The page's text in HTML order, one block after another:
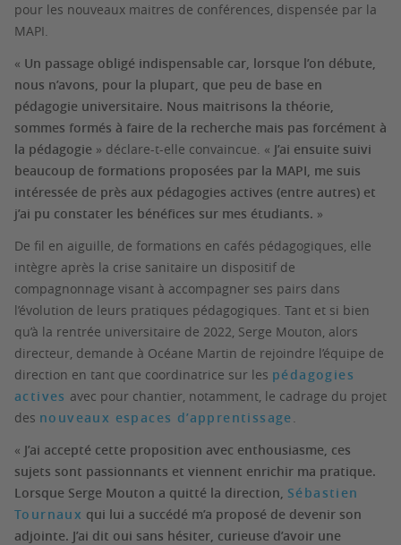
pour les nouveaux maitres de conférences, dispensée par la
MAPI.
« Un passage obligé indispensable car, lorsque l’on débute,
nous n’avons, pour la plupart, que peu de base en
pédagogie universitaire. Nous maitrisons la théorie,
sommes formés à faire de la recherche mais pas forcément à
la pédagogie » déclare-t-elle convaincue. « J’ai ensuite suivi
beaucoup de formations proposées par la MAPI, me suis
intéressée de près aux pédagogies actives (entre autres) et
j’ai pu constater les bénéfices sur mes étudiants. »
De fil en aiguille, de formations en cafés pédagogiques, elle
intègre après la crise sanitaire un dispositif de
compagnonnage visant à accompagner ses pairs dans
l’évolution de leurs pratiques pédagogiques. Tant et si bien
qu’à la rentrée universitaire de 2022, Serge Mouton, alors
directeur, demande à Océane Martin de rejoindre l’équipe de
direction en tant que coordinatrice sur les pédagogies
actives avec pour chantier, notamment, le cadrage du projet
des nouveaux espaces d’apprentissage.
« J’ai accepté cette proposition avec enthousiasme, ces
sujets sont passionnants et viennent enrichir ma pratique.
Lorsque Serge Mouton a quitté la direction, Sébastien
Tournaux qui lui a succédé m’a proposé de devenir son
adjointe. J’ai dit oui sans hésiter, curieuse d’avoir une